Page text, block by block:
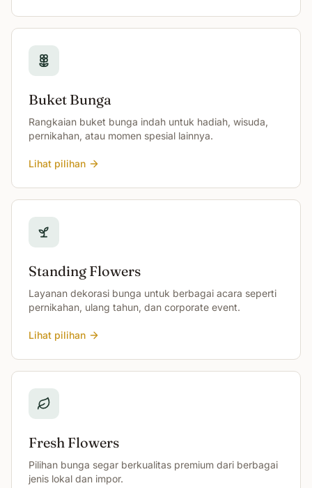
Buket Bunga
Rangkaian buket bunga indah untuk hadiah, wisuda,
pernikahan, atau momen spesial lainnya.
Lihat pilihan
Standing Flowers
Layanan dekorasi bunga untuk berbagai acara seperti
pernikahan, ulang tahun, dan corporate event.
Lihat pilihan
Fresh Flowers
Pilihan bunga segar berkualitas premium dari berbagai
jenis lokal dan impor.